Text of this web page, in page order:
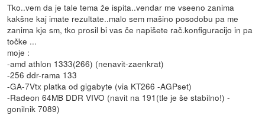
Tko..vem da je tale tema že ispita..vendar me vseeno zanima
kakšne kaj imate rezultate..malo sem mašino posodobu pa me
zanima kje sm, tko prosil bi vas če napišete rač.konfiguracijo in pa
točke ...
moje :
-amd athlon 1333(266) (nenavit-zaenkrat)
-256 ddr-rama 133
-GA-7Vtx platka od gigabyte (via KT266 -AGPset)
-Radeon 64MB DDR VIVO (navit na 191(tle je še stabilno!) -
gonilnik 7089)